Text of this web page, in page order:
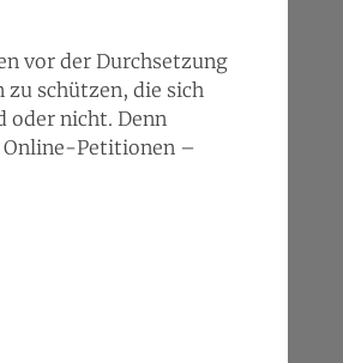
vor der Durchsetzung
schützen, die sich
oder nicht. Denn
Petitionen –